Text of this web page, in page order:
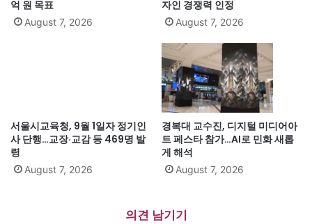
억 원 목표
August 7, 2026
자인 경쟁력 인정
August 7, 2026
서울시교육청, 9월 1일자 정기인
사 단행…교장·교감 등 469명 발
령
August 7, 2026
경복대 교수진, 디지털 미디어아
트 페스타 참가…AI로 민화 새롭
게 해석
August 7, 2026
의견 남기기